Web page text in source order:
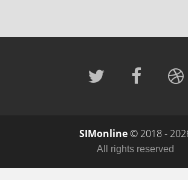
SIMonline© 2018 -
All rights reserved